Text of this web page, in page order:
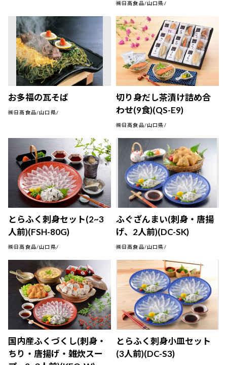
㈱日高食品/山口県/
お多福の瓦そば
㈱日高食品/山口県/
切り身だし茶漬け詰め合
わせ(9食)(QS-E9)
㈱日高食品/山口県/
とらふく刺身セット(2~3
人前)(FSH-80G)
㈱日高食品/山口県/
ふぐざんまい(刺身・唐揚
げ、2人前)(DC-SK)
㈱日高食品/山口県/
国内産ふくづくし(刺身・
ちり・唐揚げ・雑炊スー
とらふく刺身小皿セット
(3人前)(DC-S3)